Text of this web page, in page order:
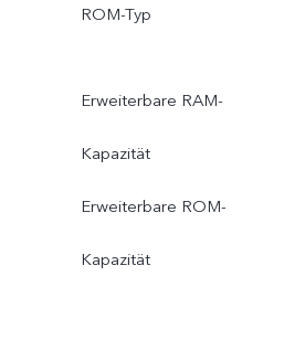
ROM-Typ
Erweiterbare RAM-
Kapazität
Erweiterbare ROM-
Kapazität